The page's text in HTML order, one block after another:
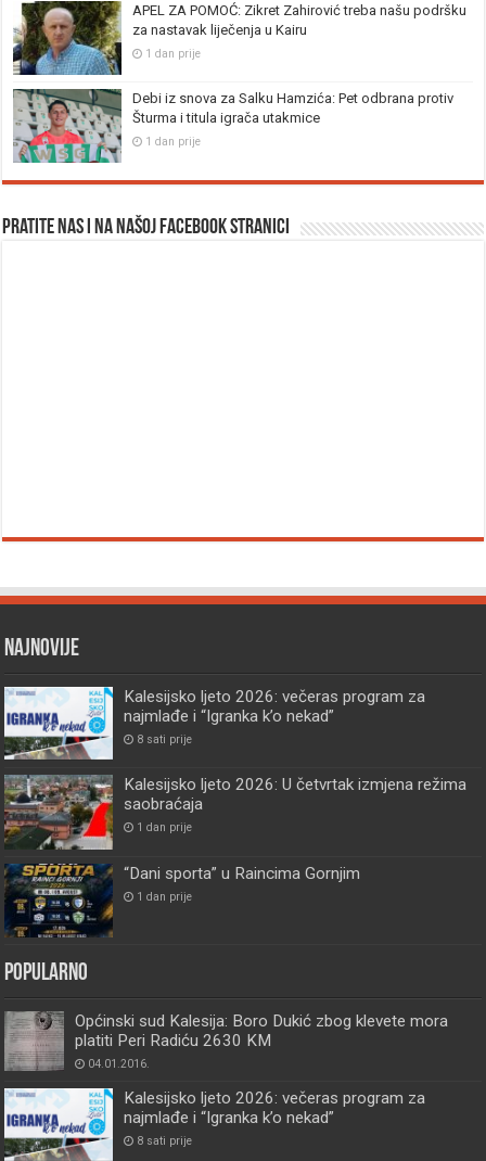
APEL ZA POMOĆ: Zikret Zahirović treba našu podršku
za nastavak liječenja u Kairu
1 dan prije
Debi iz snova za Salku Hamzića: Pet odbrana protiv
Šturma i titula igrača utakmice
1 dan prije
Pratite nas i na našoj facebook stranici
Najnovije
Kalesijsko ljeto 2026: večeras program za
najmlađe i “Igranka k’o nekad”
8 sati prije
Kalesijsko ljeto 2026: U četvrtak izmjena režima
saobraćaja
1 dan prije
“Dani sporta” u Raincima Gornjim
1 dan prije
Popularno
Općinski sud Kalesija: Boro Dukić zbog klevete mora
platiti Peri Radiću 2630 KM
04.01.2016.
Kalesijsko ljeto 2026: večeras program za
najmlađe i “Igranka k’o nekad”
8 sati prije